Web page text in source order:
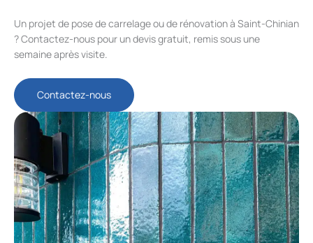
Un projet de pose de carrelage ou de rénovation à Saint-Chinian
? Contactez-nous pour un devis gratuit, remis sous une
semaine après visite.
Contactez-nous